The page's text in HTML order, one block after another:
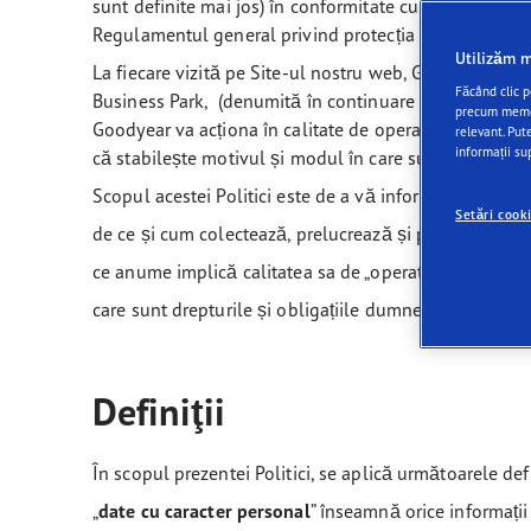
sunt definite mai jos) în conformitate cu legile țărilor
Regulamentul general privind protecția datelor („
La fiecare vizită pe Site-ul nostru web, Goodyear
Business Park, (denumită în continuare și „
Goodyear
Goodyear va acționa în calitate de operator, adică
că stabilește motivul și modul în care sunt
Scopul acestei Politici este de a vă informa și de a
de ce și cum colectează, prelucrează și păstrează
ce anume implică calitatea sa de „operator” al
care sunt drepturile și obligațiile dumneavoastră în
Definiţii
În scopul prezentei Politici, se aplică următoarele
„date cu caracter personal” înseamnă orice
Utilizăm
Făcând clic
precum
relevant.
informații
Setări